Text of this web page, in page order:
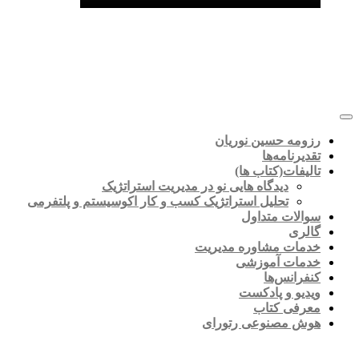
رزومه حسین نوریان
تقدیرنامه‌ها
تالیفات(کتاب ها)
دیدگاه هایی نو در مدیریت استراتژیک
تحلیل استراتژیک کسب و کار اکوسیستم و پلتفرمی
سوالات متداول
گالری
خدمات مشاوره مدیریت
خدمات آموزشی
کنفرانس‌ها
ویدیو و پادکست
معرفی کتاب
هوش مصنوعی رتورای